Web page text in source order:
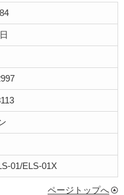
01/ELS-01X
ページトップへ